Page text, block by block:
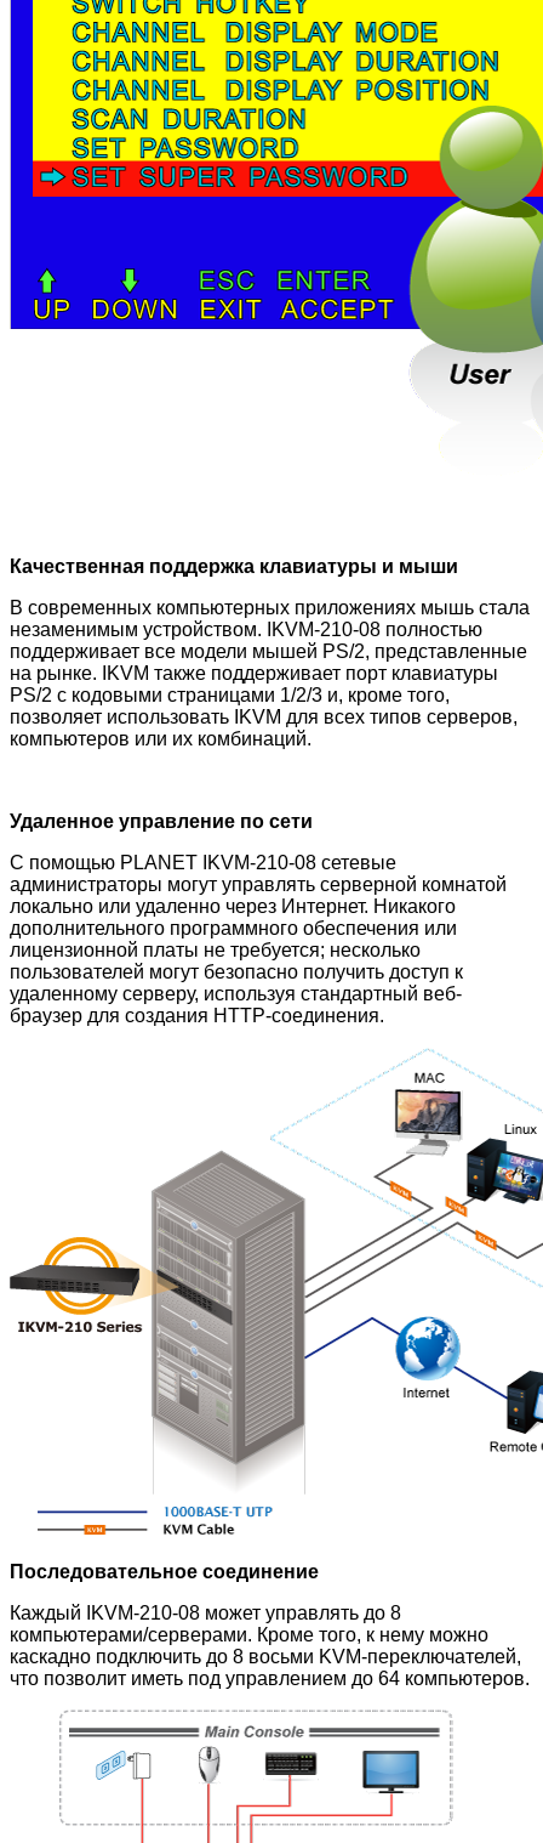
Качественная поддержка клавиатуры и мыши
В современных компьютерных приложениях мышь стала
незаменимым устройством. IKVM-210-08 полностью
поддерживает все модели мышей PS/2, представленные
на рынке. IKVM также поддерживает порт клавиатуры
PS/2 с кодовыми страницами 1/2/3 и, кроме того,
позволяет использовать IKVM для всех типов серверов,
компьютеров или их комбинаций.
Удаленное управление по сети
С помощью PLANET IKVM-210-08 сетевые
администраторы могут управлять серверной комнатой
локально или удаленно через Интернет. Никакого
дополнительного программного обеспечения или
лицензионной платы не требуется; несколько
пользователей могут безопасно получить доступ к
удаленному серверу, используя стандартный веб-
браузер для создания HTTP-соединения.
Последовательное соединение
Каждый IKVM-210-08 может управлять до 8
компьютерами/серверами. Кроме того, к нему можно
каскадно подключить до 8 восьми KVM-переключателей,
что позволит иметь под управлением до 64 компьютеров.